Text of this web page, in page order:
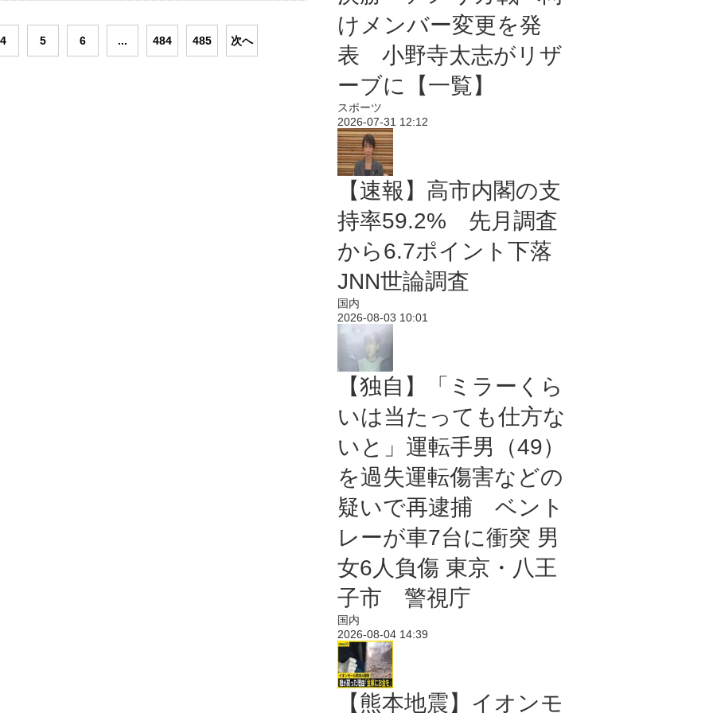
4 5 6 ... 484 485 次へ
けメンバー変更を発
表 小野寺太志がリザ
ーブに【一覧】
スポーツ
2026-07-31 12:12
【速報】高市内閣の支
持率59.2% 先月調査
から6.7ポイント下落
JNN世論調査
国内
2026-08-03 10:01
【独自】「ミラーくら
いは当たっても仕方な
いと」運転手男（49）
を過失運転傷害などの
疑いで再逮捕 ベント
レーが車7台に衝突 男
女6人負傷 東京・八王
子市 警視庁
国内
2026-08-04 14:39
【熊本地震】イオンモ